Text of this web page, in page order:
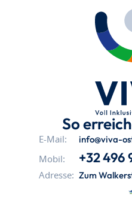
So
E-Mail: info@viva-
Mobil: +32 496
Adresse: Zum